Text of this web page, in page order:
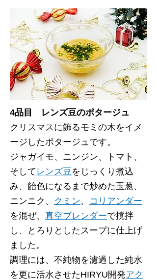
4品目 レンズ豆のポタージュ
クリスマスに飾るモミの木をイメ
ージしたポタージュです。
ジャガイモ、ニンジン、トマト、
そして レンズ豆をじっくり煮込
み、飴色になるまで炒めた玉葱、
ニンニク、 クミン、 コリアンダー
を混ぜ、 真空ブレンダーで撹拌
し、とろりとしたスープに仕上げ
ました。
調理には、不純物を濾過した純水
を更に活水させたHIRYU開発アク